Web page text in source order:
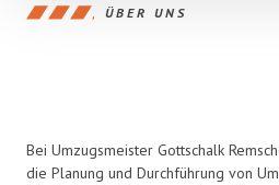
ÜBER UNS
Bei Umzugsmeister Gottschalk
die Planung und Durchführung von